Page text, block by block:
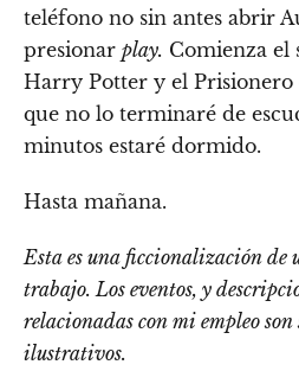
teléfono no sin antes abrir
presionar play. Comienza el
Harry Potter y el Prisionero
que no lo terminaré de
minutos estaré dormido.
Hasta mañana.
Esta es una ficcionalización de
trabajo. Los eventos, y
relacionadas con mi empleo son
ilustrativos.